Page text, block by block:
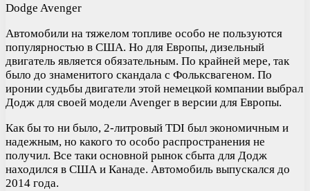
Dodge Avenger
Автомобили на тяжелом топливе особо не пользуются
популярностью в США. Но для Европы, дизельный
двигатель является обязательным. По крайней мере, так
было до знаменитого скандала с Фольксвагеном. По
иронии судьбы двигатели этой немецкой компании выбрал
Додж для своей модели Avenger в версии для Европы.
Как бы то ни было, 2-литровый TDI был экономичным и
надежным, но какого то особо распространения не
получил. Все таки основной рынок сбыта для Додж
находился в США и Канаде. Автомобиль выпускался до
2014 года.